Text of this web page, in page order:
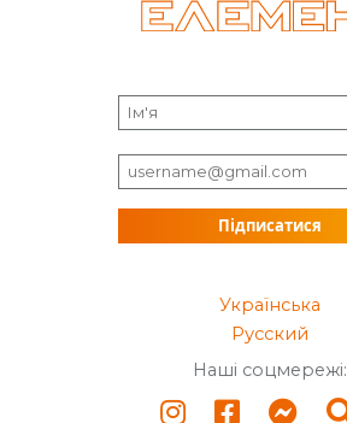
Підписатися
Українська
Русский
Наші соцмережі: